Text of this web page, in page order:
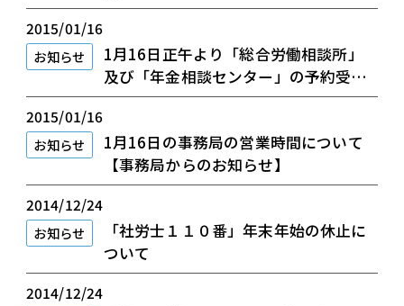
2015/01/16
お知らせ
1月16日正午より「総合労働相談所」
及び「年金相談センター」の予約受付
休止します
2015/01/16
お知らせ
1月16日の事務局の営業時間について
【事務局からのお知らせ】
2014/12/24
お知らせ
「社労士１１０番」年末年始の休止に
ついて
2014/12/24